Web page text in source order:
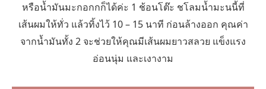
หรือน้ำมันมะกอกกก็ได้ค่ะ 1 ช้อนโต๊ะ ชโลมน้ำมะนนี้ที่
เส้นผมให้ทั่ว แล้วทิ้งไว้ 10 – 15 นาที ก่อนล้างออก คุณค่า
จากน้ำมันทั้ง 2 จะช่วยให้คุณมีเส้นผมยาวสลวย แข็งแรง
อ่อนนุ่ม และเงางาม